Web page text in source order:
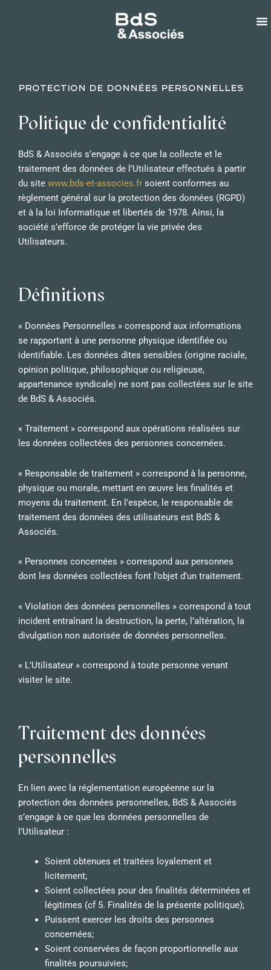
PROTECTION DE DONNÉES PERSONNELLES
Politique de confidentialité
BdS & Associés s’engage à ce que la collecte et le
traitement des données de l’Utilisateur effectués à partir
du site www.bds-et-associes.fr soient conformes au
règlement général sur la protection des données (RGPD)
et à la loi Informatique et libertés de 1978. Ainsi, la
société s’efforce de protéger la vie privée des
Utilisateurs.
Définitions
« Données Personnelles » correspond aux informations
se rapportant à une personne physique identifiée ou
identifiable. Les données dites sensibles (origine raciale,
opinion politique, philosophique ou religieuse,
appartenance syndicale) ne sont pas collectées sur le site
de BdS & Associés.
« Traitement » correspond aux opérations réalisées sur
les données collectées des personnes concernées.
« Responsable de traitement » correspond à la personne,
physique ou morale, mettant en œuvre les finalités et
moyens du traitement. En l’espèce, le responsable de
traitement des données des utilisateurs est BdS &
Associés.
« Personnes concernées » correspond aux personnes
dont les données collectées font l’objet d’un traitement.
« Violation des données personnelles » correspond à tout
incident entraînant la destruction, la perte, l’altération, la
divulgation non autorisée de données personnelles.
« L’Utilisateur » correspond à toute personne venant
visiter le site.
Traitement des données
personnelles
En lien avec la réglementation européenne sur la
protection des données personnelles, BdS & Associés
s’engage à ce que les données personnelles de
l’Utilisateur :
Soient obtenues et traitées loyalement et
licitement;
Soient collectées pour des finalités déterminées et
légitimes (cf 5. Finalités de la présente politique);
Puissent exercer les droits des personnes
concernées;
Soient conservées de façon proportionnelle aux
finalités poursuivies;